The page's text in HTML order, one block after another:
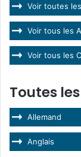
Voir toutes
Voir tous les
Voir tous les
Toutes
Allemand
Anglais